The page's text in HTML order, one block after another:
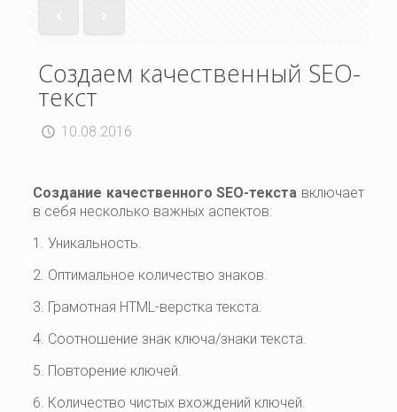
Создаем качественный SEO-
текст
10.08.2016
Создание качественного SEO-текста включает
в себя несколько важных аспектов:
1. Уникальность.
2. Оптимальное количество знаков.
3. Грамотная HTML-верстка текста.
4. Соотношение знак ключа/знаки текста.
5. Повторение ключей.
6. Количество чистых вхождений ключей.